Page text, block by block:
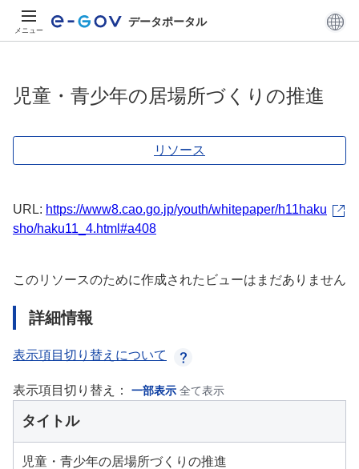
メニュー
データポータル
児童・青少年の居場所づくりの推進
リソース
URL: https://www8.cao.go.jp/youth/whitepaper/h11haku
sho/haku11_4.html#a408
このリソースのために作成されたビューはまだありません
詳細情報
表示項目切り替えについて
表示項目切り替え： 一部表示 全て表示
タイトル
児童・青少年の居場所づくりの推進